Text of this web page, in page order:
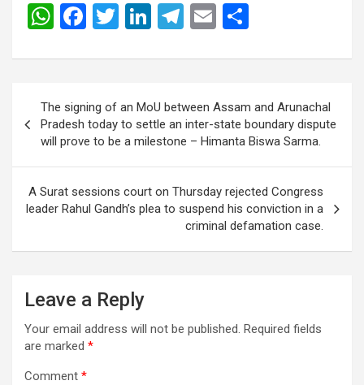
W
at
A
p
p
F
ce
b
o
o
k
T
tt
er
Li
ke
dI
n
T
e
a
m
E
ail ar
navigation
The signing of an MoU between Assam and Arunachal
Pradesh today to settle an inter-state boundary dispute
will prove to be a milestone – Himanta Biswa Sarma.
A Surat sessions court on Thursday rejected Congress
leader Rahul Gandh’s plea to suspend his conviction in a
criminal defamation case.
Leave a Reply
Your email address will not be published. Required fields
are marked *
Comment *